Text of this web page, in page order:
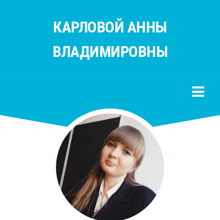
КАРЛОВОЙ АННЫ
ВЛАДИМИРОВНЫ
Русский язык
Литература
Полезные ссылки